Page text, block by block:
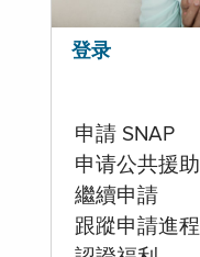
登录
申請 SNAP
申请公共援助
繼續申請
跟蹤申請進程